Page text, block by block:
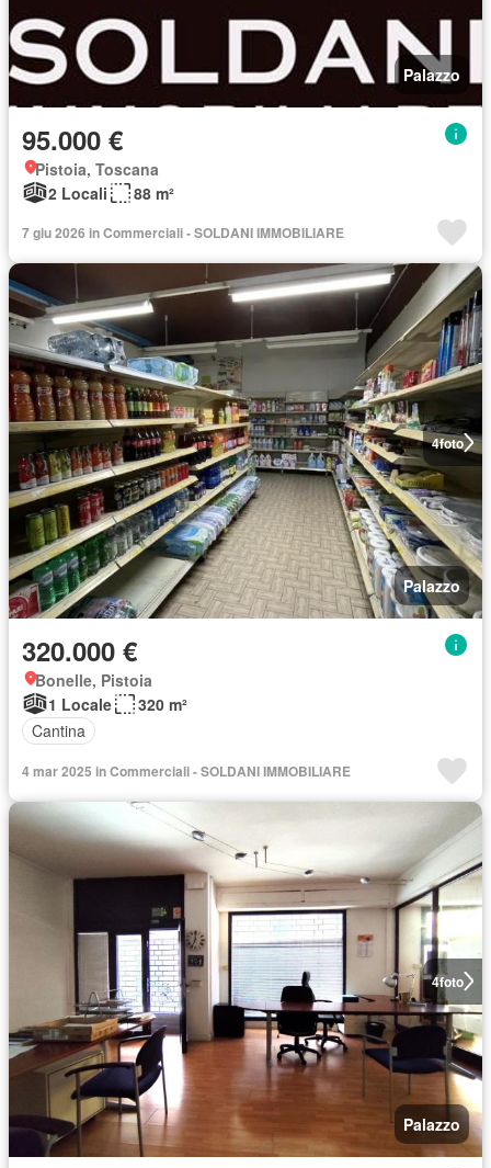
Palazzo
95.000 €
Pistoia, Toscana
2 Locali
88 m²
7 giu 2026 in Commerciali - SOLDANI IMMOBILIARE
4foto
Palazzo
320.000 €
Bonelle, Pistoia
1 Locale
320 m²
Cantina
4 mar 2025 in Commerciali - SOLDANI IMMOBILIARE
4foto
Palazzo